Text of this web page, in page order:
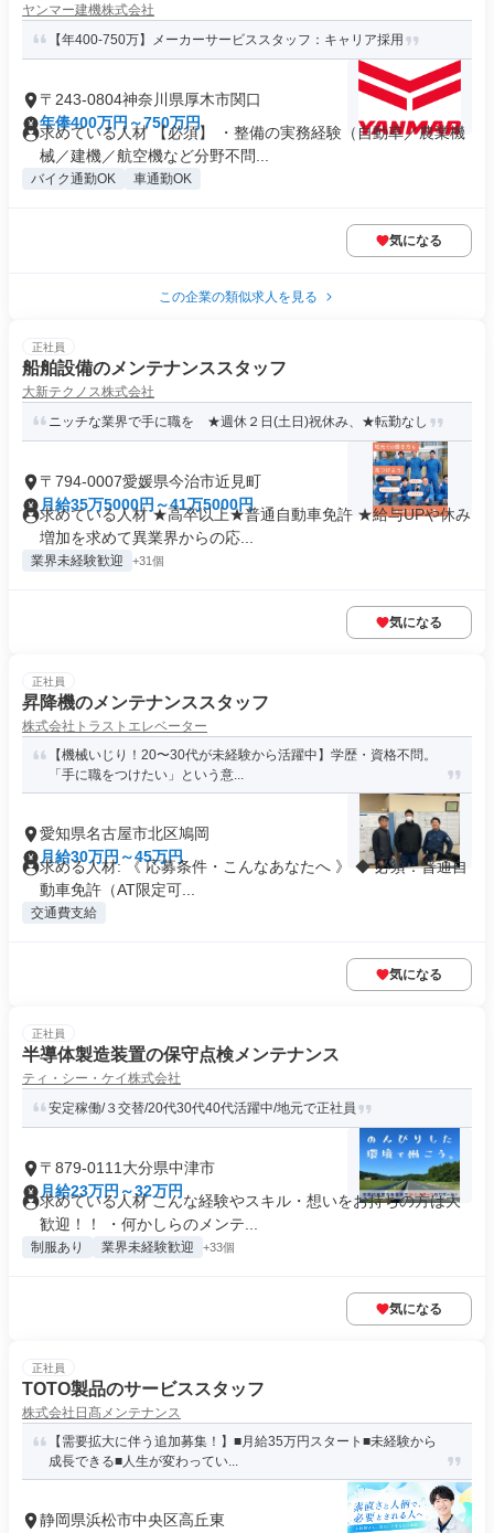
ヤンマー建機株式会社
【年400-750万】メーカーサービススタッフ：キャリア採用
〒243-0804神奈川県厚木市関口
年俸400万円～750万円
求めている人材 【必須】 ・整備の実務経験（自動車／農業機
械／建機／航空機など分野不問...
バイク通勤OK 車通勤OK
気になる
この企業の類似求人を見る
正社員
船舶設備のメンテナンススタッフ
大新テクノス株式会社
ニッチな業界で手に職を ★週休２日(土日)祝休み、★転勤なし
〒794-0007愛媛県今治市近見町
月給35万5000円～41万5000円
求めている人材 ★高卒以上★普通自動車免許 ★給与UPや休み
増加を求めて異業界からの応...
業界未経験歓迎 +31個
気になる
正社員
昇降機のメンテナンススタッフ
株式会社トラストエレベーター
【機械いじり！20〜30代が未経験から活躍中】学歴・資格不問。
「手に職をつけたい」という意...
愛知県名古屋市北区鳩岡
月給30万円～45万円
求める人材: 《 応募条件・こんなあなたへ 》 ◆ 必須：普通自
動車免許（AT限定可...
交通費支給
気になる
正社員
半導体製造装置の保守点検メンテナンス
ティ・シー・ケイ株式会社
安定稼働/３交替/20代30代40代活躍中/地元で正社員
〒879-0111大分県中津市
月給23万円～32万円
求めている人材 こんな経験やスキル・想いをお持ちの方は大
歓迎！！ ・何かしらのメンテ...
制服あり 業界未経験歓迎 +33個
気になる
正社員
TOTO製品のサービススタッフ
株式会社日髙メンテナンス
【需要拡大に伴う追加募集！】■月給35万円スタート■未経験から
成長できる■人生が変わってい...
静岡県浜松市中央区高丘東